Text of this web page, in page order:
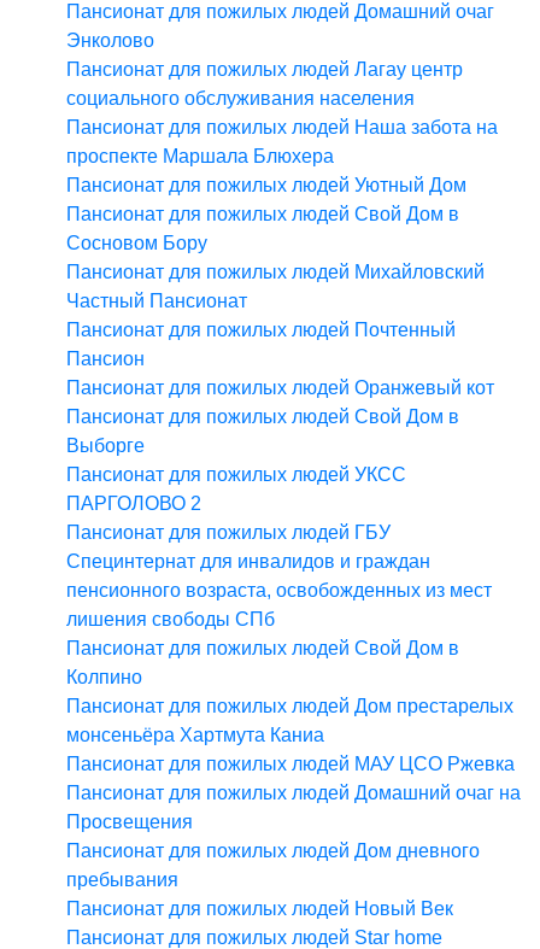
Пансионат для пожилых людей Домашний очаг
Энколово
Пансионат для пожилых людей Лагау центр
социального обслуживания населения
Пансионат для пожилых людей Наша забота на
проспекте Маршала Блюхера
Пансионат для пожилых людей Уютный Дом
Пансионат для пожилых людей Свой Дом в
Сосновом Бору
Пансионат для пожилых людей Михайловский
Частный Пансионат
Пансионат для пожилых людей Почтенный
Пансион
Пансионат для пожилых людей Оранжевый кот
Пансионат для пожилых людей Свой Дом в
Выборге
Пансионат для пожилых людей УКСС
ПАРГОЛОВО 2
Пансионат для пожилых людей ГБУ
Специнтернат для инвалидов и граждан
пенсионного возраста, освобожденных из мест
лишения свободы СПб
Пансионат для пожилых людей Свой Дом в
Колпино
Пансионат для пожилых людей Дом престарелых
монсеньёра Хартмута Каниа
Пансионат для пожилых людей МАУ ЦСО Ржевка
Пансионат для пожилых людей Домашний очаг на
Просвещения
Пансионат для пожилых людей Дом дневного
пребывания
Пансионат для пожилых людей Новый Век
Пансионат для пожилых людей Star home